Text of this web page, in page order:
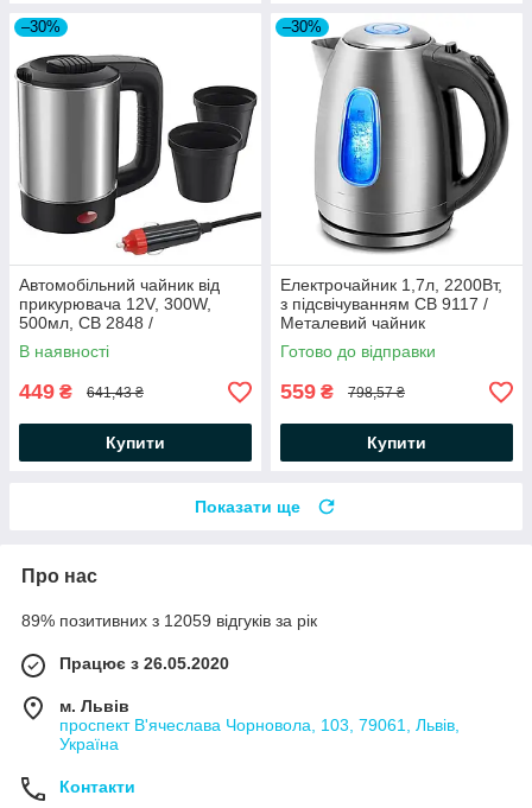
–30%
Автомобільний чайник від
прикурювача 12V, 300W,
500мл, СВ 2848 /
Електрочайник з нержавіючої
сталі
В наявності
449 ₴ 641,43 ₴
Купити
–30%
Електрочайник 1,7л, 2200Вт,
з підсвічуванням CB 9117 /
Металевий чайник
електричний
Готово до відправки
559 ₴ 798,57 ₴
Купити
Показати ще
Про нас
89% позитивних з 12059 відгуків за рік
Працює з 26.05.2020
м. Львів
проспект В'ячеслава Чорновола, 103, 79061, Львів,
Україна
Контакти